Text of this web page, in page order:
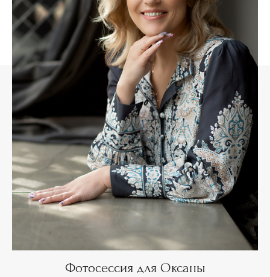
Фотосессия для Оксаны